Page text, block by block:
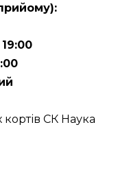
кортів СК Наука